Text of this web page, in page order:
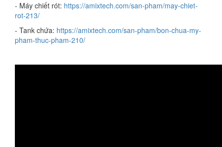
- Máy chiết rót: https://amixtech.com/san-pham/may-chiet-
rot-213/
- Tank chứa: https://amixtech.com/san-pham/bon-chua-my-
pham-thuc-pham-210/